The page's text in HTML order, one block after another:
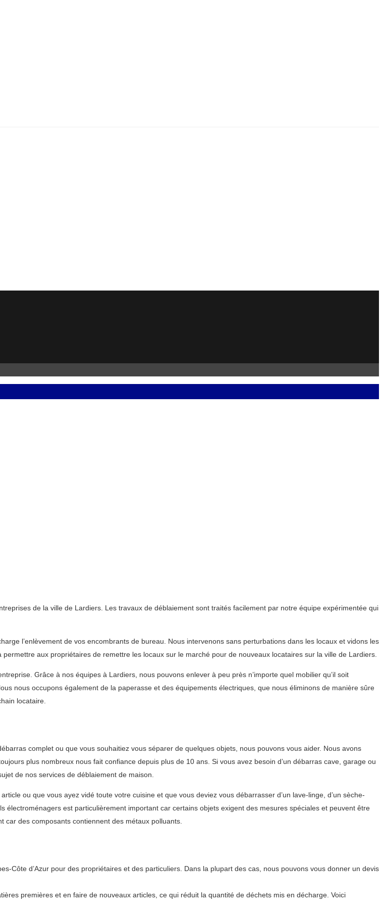
de la ville de Lardiers. Les travaux de déblaiement sont traités facilement par notre équipe expérimentée qui
l’enlèvement de vos encombrants de bureau. Nous intervenons sans perturbations dans les locaux et vidons les
aux propriétaires de remettre les locaux sur le marché pour de nouveaux locataires sur la ville de Lardiers.
Grâce à nos équipes à Lardiers, nous pouvons enlever à peu près n’importe quel mobilier qu’il soit
nous occupons également de la paperasse et des équipements électriques, que nous éliminons de manière sûre
locataire.
complet ou que vous souhaitiez vous séparer de quelques objets, nous pouvons vous aider. Nous avons
plus nombreux nous fait confiance depuis plus de 10 ans. Si vous avez besoin d’un débarras cave, garage ou
de nos services de déblaiement de maison.
ou que vous ayez vidé toute votre cuisine et que vous deviez vous débarrasser d’un lave-linge, d’un sèche-
électroménagers est particulièrement important car certains objets exigent des mesures spéciales et peuvent être
des composants contiennent des métaux polluants.
Côte d’Azur pour des propriétaires et des particuliers. Dans la plupart des cas, nous pouvons vous donner un devis
premières et en faire de nouveaux articles, ce qui réduit la quantité de déchets mis en décharge. Voici